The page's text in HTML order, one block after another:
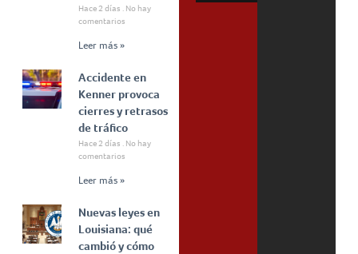
Hace 2 días
No hay
comentarios
Leer más »
Accidente en
Kenner provoca
cierres y retrasos
de tráfico
Hace 2 días
No hay
comentarios
Leer más »
Nuevas leyes en
Louisiana: qué
cambió y cómo